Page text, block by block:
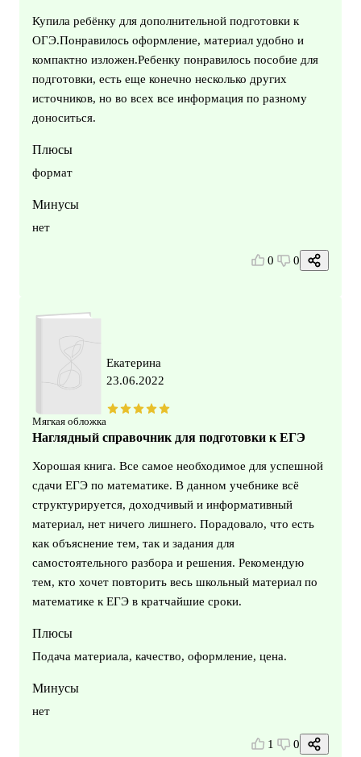
Купила ребёнку для дополнительной подготовки к
ОГЭ.Понравилось оформление, материал удобно и
компактно изложен.Ребенку понравилось пособие для
подготовки, есть еще конечно несколько других
источников, но во всех все информация по разному
доноситься.
Плюсы
формат
Минусы
нет
0 0
Мягкая обложка
Екатерина
23.06.2022
Наглядный справочник для подготовки к ЕГЭ
Хорошая книга. Все самое необходимое для успешной
сдачи ЕГЭ по математике. В данном учебнике всё
структурируется, доходчивый и информативный
материал, нет ничего лишнего. Порадовало, что есть
как объяснение тем, так и задания для
самостоятельного разбора и решения. Рекомендую
тем, кто хочет повторить весь школьный материал по
математике к ЕГЭ в кратчайшие сроки.
Плюсы
Подача материала, качество, оформление, цена.
Минусы
нет
1 0